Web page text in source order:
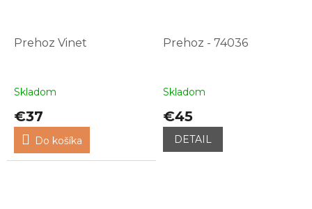
Prehoz Vinet
Skladom
€37
Do košíka
Prehoz - 74036
Skladom
€45
DETAIL